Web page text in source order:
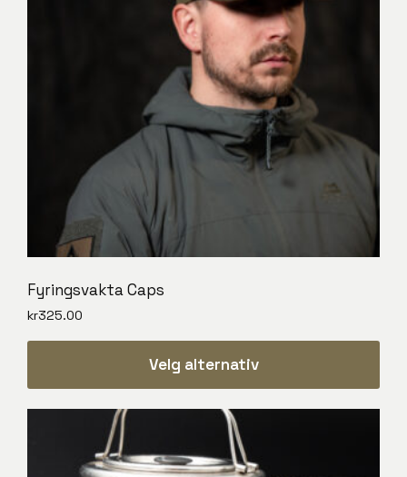
Fyringsvakta Caps
kr325.00
Velg alternativ